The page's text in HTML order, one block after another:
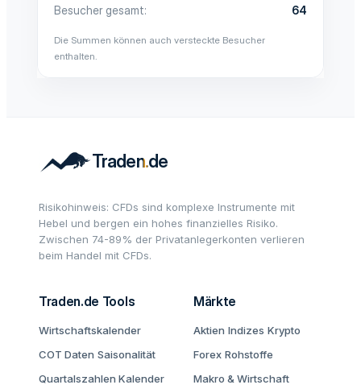
Besucher gesamt
64
Die Summen können auch versteckte Besucher
enthalten.
Risikohinweis: CFDs sind komplexe Instrumente mit
Hebel und bergen ein hohes finanzielles Risiko.
Zwischen 74-89% der Privatanlegerkonten verlieren
beim Handel mit CFDs.
Traden.de Tools
Wirtschaftskalender
COT Daten Saisonalität
Quartalszahlen Kalender
Märkte
Aktien Indizes Krypto
Forex Rohstoffe
Makro & Wirtschaft